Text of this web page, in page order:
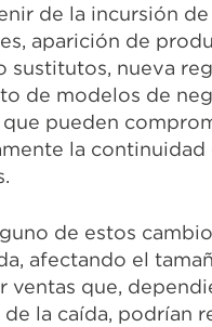
de la incursión
aparición de
sustitutos, nueva
de modelos de
pueden
la continuidad
de estos
afectando el
ventas que,
la caída, podrían